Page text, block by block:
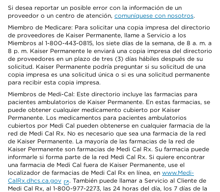
Si desea reportar un posible error con la información de un
proveedor o un centro de atención, comuníquese con nosotros.
Miembro de Medicare: Para solicitar una copia impresa del directorio
de proveedores de Kaiser Permanente, llame a Servicio a los
Miembros al 1-800-443-0815, los siete días de la semana, de 8 a. m. a
8 p. m. Kaiser Permanente le enviará una copia impresa del directorio
de proveedores en un plazo de tres (3) días hábiles después de su
solicitud. Kaiser Permanente podría preguntar si su solicitud de una
copia impresa es una solicitud única o si es una solicitud permanente
para recibir esta copia impresa.
Miembros de Medi-Cal: Este directorio incluye las farmacias para
pacientes ambulatorios de Kaiser Permanente. En estas farmacias, se
puede obtener cualquier medicamento cubierto por Kaiser
Permanente. Los medicamentos para pacientes ambulatorios
cubiertos por Medi Cal pueden obtenerse en cualquier farmacia de la
red de Medi Cal Rx. No es necesario que sea una farmacia de la red
de Kaiser Permanente. La mayoría de las farmacias de la red de
Kaiser Permanente son farmacias de Medi Cal Rx. Su farmacia puede
informarle si forma parte de la red Medi Cal Rx. Si quiere encontrar
una farmacia de Medi Cal fuera de Kaiser Permanente, use el
localizador de farmacias de Medi Cal Rx en línea, en www.Medi-
CalRx.dhcs.ca.gov
. También puede llamar a Servicio al Cliente de
Medi Cal Rx, al 1-800-977-2273, las 24 horas del día, los 7 días de la